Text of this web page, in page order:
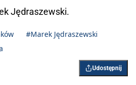
Jędraszewski.
#Marek Jędraszewski
Udostępnij